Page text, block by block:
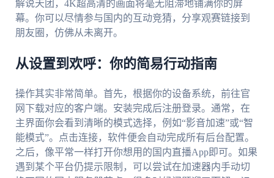
解说天团，4K超高清的画面将毫无阻滞地铺满你的屏
幕。你可以尽情参与国内的互动竞猜，分享观赛链接到
朋友圈，仿佛从未离开。
从设置到欢呼：你的简易行动指南
操作其实非常简单。首先，根据你的设备系统，前往官
网下载对应的客户端。安装完成后注册登录。通常，在
主界面你会看到清晰的模式选择，例如“影音加速”或“智
能模式”。点击连接，软件便会自动完成所有后台配置。
之后，像平常一样打开你想用的国内直播App即可。如果
遇到某个平台仍提示限制，可以尝试在加速器内手动切